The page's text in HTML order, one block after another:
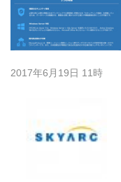
2017年6月19日 11時